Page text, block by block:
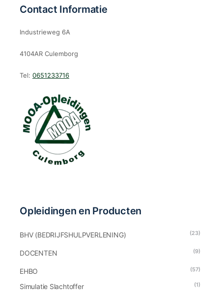
Contact Informatie
Industrieweg 6A
4104AR Culemborg
Tel: 0651233716
Opleidingen en Producten
BHV (BEDRIJFSHULPVERLENING) (23)
DOCENTEN (9)
EHBO (57)
Simulatie Slachtoffer (1)